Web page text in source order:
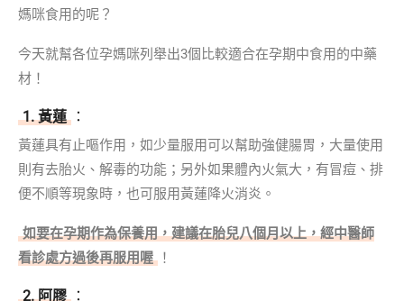
媽咪食用的呢？
今天就幫各位孕媽咪列舉出3個比較適合在孕期中食用的中藥
材！
1. 黃蓮 ：
黃蓮具有止嘔作用，如少量服用可以幫助強健腸胃，大量使用
則有去胎火、解毒的功能；另外如果體內火氣大，有冒痘、排
便不順等現象時，也可服用黃蓮降火消炎。
如要在孕期作為保養用，建議在胎兒八個月以上，經中醫師
看診處方過後再服用喔
！
2. 阿膠 ：